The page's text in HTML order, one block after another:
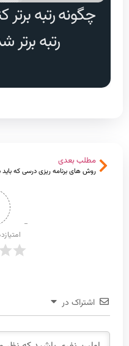
چگونه رتبه برتر
رتبه برتر
مطلب بعدی
اشتراک در